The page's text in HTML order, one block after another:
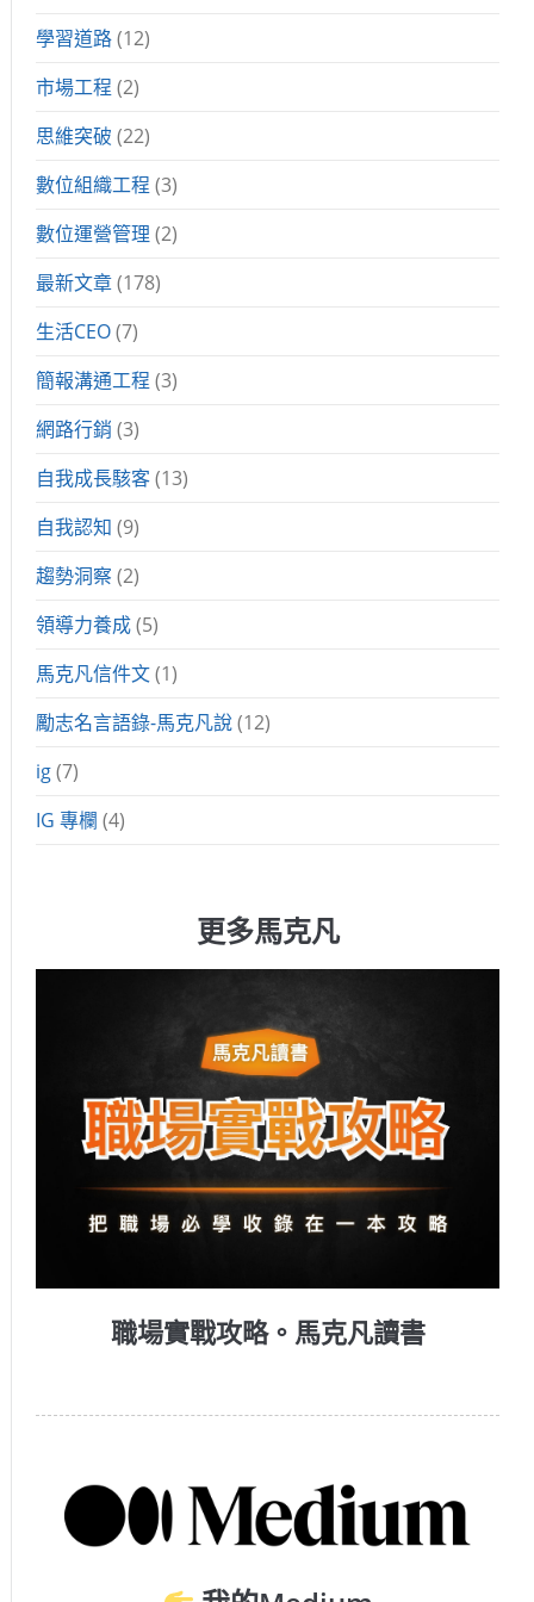
學習道路(12)
市場工程 (2)
思維突破 (22)
數位組織工程 (3)
數位運營管理 (2)
最新文章(178)
生活CEO(7)
簡報溝通工程 (3)
網路行銷 (3)
自我成長駭客(13)
自我認知 (9)
趨勢洞察 (2)
領導力養成(5)
馬克凡信件文(1)
勵志名言語錄-馬克凡說(12)
ig(7)
IG 專欄 (4)
更多馬克凡
職場實戰攻略。馬克凡讀書